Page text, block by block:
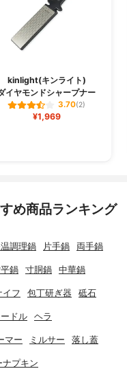
kinlight(キンライト)
イヤモンドシャープナー
3.70(2)
¥1,969
め商品ランキング
調理鍋 片手鍋 両手鍋
鍋 寸胴鍋 中華鍋
イフ 包丁研ぎ器 砥石
ードル ヘラ
マー ミルサー 落し蓋
ナプキン